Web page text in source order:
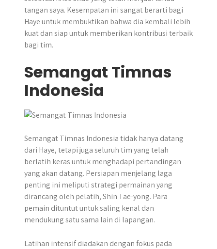
tangan saya. Kesempatan ini sangat berarti bagi
Haye untuk membuktikan bahwa dia kembali lebih
kuat dan siap untuk memberikan kontribusi terbaik
bagi tim.
Semangat Timnas
Indonesia
Semangat Timnas Indonesia tidak hanya datang
dari Haye, tetapi juga seluruh tim yang telah
berlatih keras untuk menghadapi pertandingan
yang akan datang. Persiapan menjelang laga
penting ini meliputi strategi permainan yang
dirancang oleh pelatih, Shin Tae-yong. Para
pemain dituntut untuk saling kenal dan
mendukung satu sama lain di lapangan.
Latihan intensif diadakan dengan fokus pada